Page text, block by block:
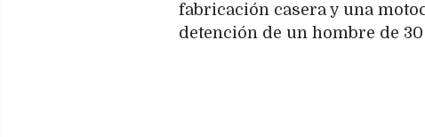
fabricación casera y una
detención de un hombre de 30